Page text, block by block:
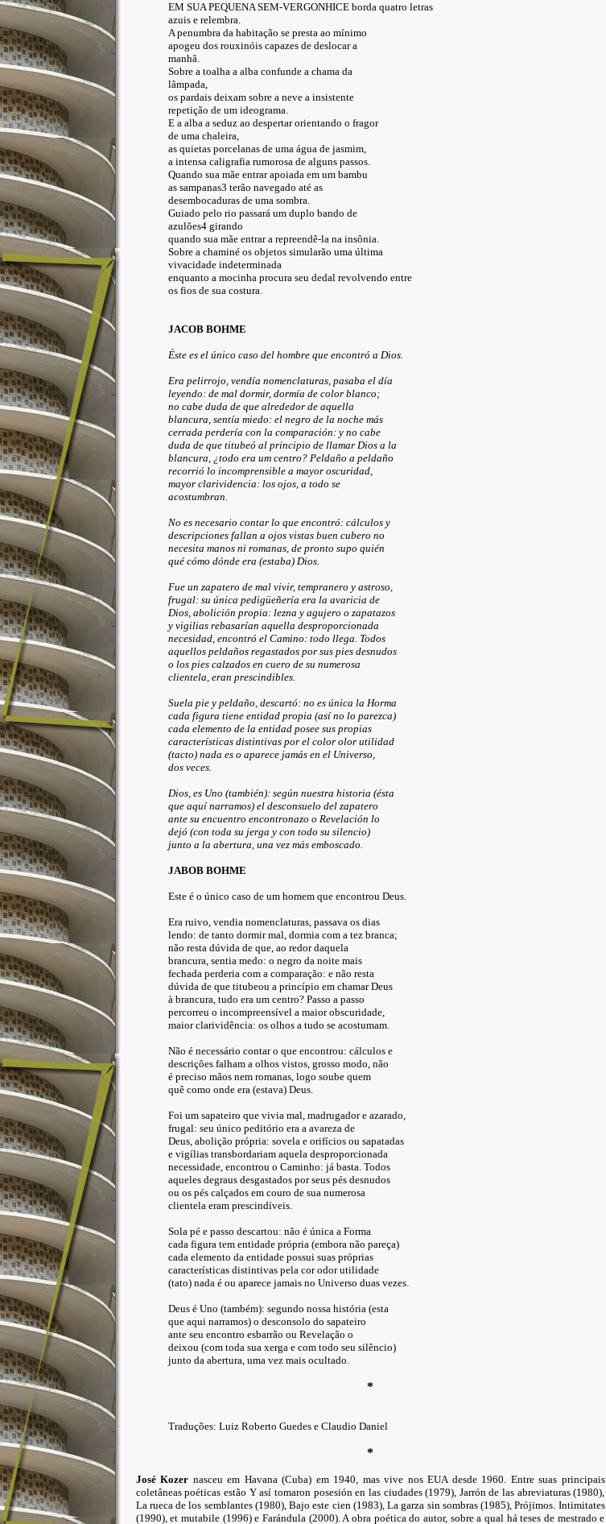
EM SUA PEQUENA SEM-VERGONHICE borda quatro letras
azuis e relembra.
A penumbra da habitação se presta ao mínimo
apogeu dos rouxinóis capazes de deslocar a
manhã.
Sobre a toalha a alba confunde a chama da
lâmpada,
os pardais deixam sobre a neve a insistente
repetição de um ideograma.
E a alba a seduz ao despertar orientando o fragor
de uma chaleira,
as quietas porcelanas de uma água de jasmim,
a intensa caligrafia rumorosa de alguns passos.
Quando sua mãe entrar apoiada em um bambu
as sampanas3 terão navegado até as
desembocaduras de uma sombra.
Guiado pelo rio passará um duplo bando de
azulões4 girando
quando sua mãe entrar a repreendê-la na insônia.
Sobre a chaminé os objetos simularão uma última
vivacidade indeterminada
enquanto a mocinha procura seu dedal revolvendo entre
os fios de sua costura.
JACOB BOHME
Éste es el único caso del hombre que encontró a Dios.
Era pelirrojo, vendía nomenclaturas, pasaba el día
leyendo: de mal dormir, dormía de color blanco;
no cabe duda de que alrededor de aquella
blancura, sentía miedo: el negro de la noche más
cerrada perdería con la comparación: y no cabe
duda de que titubeó al principio de llamar Dios a la
blancura, ¿todo era um centro? Peldaño a peldaño
recorrió lo incomprensible a mayor oscuridad,
mayor clarividencia: los ojos, a todo se
acostumbran.
No es necesario contar lo que encontró: cálculos y
descripciones fallan a ojos vistas buen cubero no
necesita manos ni romanas, de pronto supo quién
qué cómo dónde era (estaba) Dios.
Fue un zapatero de mal vivir, tempranero y astroso,
frugal: su única pedigüeñería era la avaricia de
Dios, abolición propia: lezna y agujero o zapatazos
y vigilias rebasarían aquella desproporcionada
necesidad, encontró el Camino: todo llega. Todos
aquellos peldaños regastados por sus pies desnudos
o los pies calzados en cuero de su numerosa
clientela, eran prescindibles.
Suela pie y peldaño, descartó: no es única la Horma
cada figura tiene entidad propia (así no lo parezca)
cada elemento de la entidad posee sus propias
características distintivas por el color olor utilidad
(tacto) nada es o aparece jamás en el Universo,
dos veces.
Dios, es Uno (también): según nuestra historia (ésta
que aquí narramos) el desconsuelo del zapatero
ante su encuentro encontronazo o Revelación lo
dejó (con toda su jerga y con todo su silencio)
junto a la abertura, una vez más emboscado.
JABOB BOHME
Este é o único caso de um homem que encontrou Deus.
Era ruivo, vendia nomenclaturas, passava os dias
lendo: de tanto dormir mal, dormia com a tez branca;
não resta dúvida de que, ao redor daquela
brancura, sentia medo: o negro da noite mais
fechada perderia com a comparação: e não resta
dúvida de que titubeou a princípio em chamar Deus
à brancura, tudo era um centro? Passo a passo
percorreu o incompreensível a maior obscuridade,
maior clarividência: os olhos a tudo se acostumam.
Não é necessário contar o que encontrou: cálculos e
descrições falham a olhos vistos, grosso modo, não
é preciso mãos nem romanas, logo soube quem
quê como onde era (estava) Deus.
Foi um sapateiro que vivia mal, madrugador e azarado,
frugal: seu único peditório era a avareza de
Deus, abolição própria: sovela e orifícios ou sapatadas
e vigílias transbordariam aquela desproporcionada
necessidade, encontrou o Caminho: já basta. Todos
aqueles degraus desgastados por seus pés desnudos
ou os pés calçados em couro de sua numerosa
clientela eram prescindíveis.
Sola pé e passo descartou: não é única a Forma
cada figura tem entidade própria (embora não pareça)
cada elemento da entidade possui suas próprias
características distintivas pela cor odor utilidade
(tato) nada é ou aparece jamais no Universo duas vezes.
Deus é Uno (também): segundo nossa história (esta
que aqui narramos) o desconsolo do sapateiro
ante seu encontro esbarrão ou Revelação o
deixou (com toda sua xerga e com todo seu silêncio)
junto da abertura, uma vez mais ocultado.
*
Traduções: Luiz Roberto Guedes e Claudio Daniel
*
José Kozer nasceu em Havana (Cuba) em 1940, mas vive nos EUA desde 1960. Entre suas principais
coletâneas poéticas estão Y así tomaron posesión en las ciudades (1979), Jarrón de las abreviaturas (1980),
La rueca de los semblantes (1980), Bajo este cien (1983), La garza sin sombras (1985), Prójimos. Intimitates
(1990), et mutabile (1996) e Farándula (2000). A obra poética do autor, sobre a qual há teses de mestrado e